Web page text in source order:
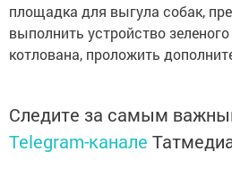
площадка для выгула собак,
выполнить устройство
котлована, проложить
Следите за самым
Telegram-канале